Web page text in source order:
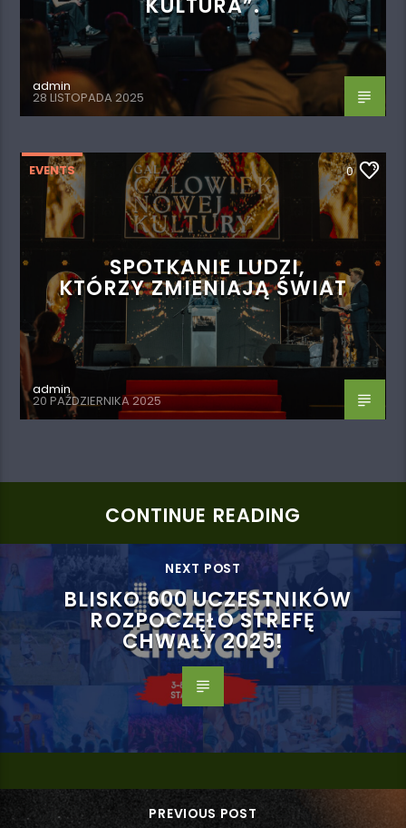
KULTURA”.
admin
28 LISTOPADA 2025
EVENTS 0
SPOTKANIE LUDZI,
KTÓRZY ZMIENIAJĄ ŚWIAT
admin
20 PAŹDZIERNIKA 2025
CONTINUE READING
NEXT POST
BLISKO 600 UCZESTNIKÓW
ROZPOCZĘŁO STREFĘ
CHWAŁY 2025!
PREVIOUS POST